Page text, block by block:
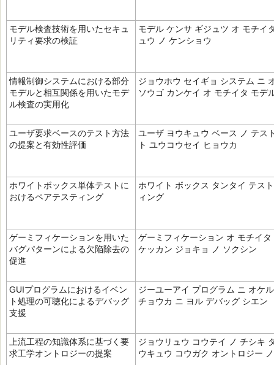
モデル検査技術を用いたセキュ
リティ要求の検証
モデル ケンサ ギジュツ オ モチイ
ュウ ノ ケンショウ
情報制御システムにおける部分
モデルと相互関係を用いたモデ
ル検査の実用化
ジョウホウ セイギョ システム ニ
ソウゴ カンケイ オ モチイタ モデ
ユーザ要求ベースのテスト方法
の提案と有効性評価
ユーザ ヨウキュウ ベース ノ テス
ト ユウコウセイ ヒョウカ
ホワイトボックス単体テストに
おけるペアテスティング
ホワイト ボックス タンタイ テス
ィング
ゲーミフィケーションを用いた
バグパターンによる欠陥除去の
促進
ゲーミフィケーション オ モチイ
ケッカン ジョキョ ノ ソクシン
GUIプログラムにおけるイベン
ト処理の可聴化によるデバッグ
支援
ジーユーアイ プログラム ニ オケ
チョウカ ニ ヨル デバッグ シエン
上流工程の知識体系に基づく要
求工学オントロジーの提案
ジョウリュウ コウテイ ノ チシキ
ウキュウ コウガク オントロジー